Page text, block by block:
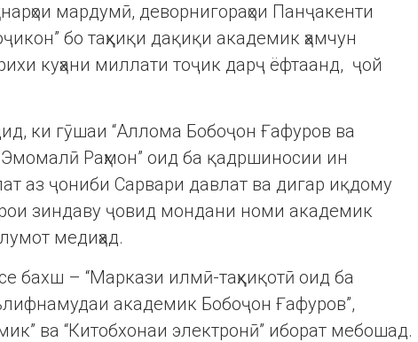
мардумӣ, деворнигораҳои Панҷакенти
бо таҳқиқи дақиқи академик ҳамчун
куҳани миллати тоҷик дарҷ ёфтаанд, ҷой
ки гӯшаи “Аллома Бобоҷон Ғафуров ва
Раҳмон” оид ба қадршиносии ин
аз ҷониби Сарвари давлат ва дигар иқдому
зиндаву ҷовид мондани номи академик
медиҳад.
бахш – “Маркази илмӣ-таҳқиқотӣ оид ба
академик Бобоҷон Ғафуров”,
ва “Китобхонаи электронӣ” иборат мебошад.